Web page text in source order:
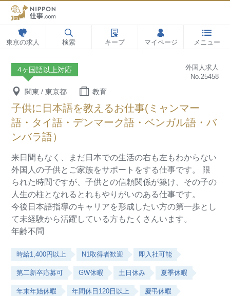
東京の求人 検索 キープ マイページ メニュー
4ヶ国語以上対応
外国人求人
No.25458
関東 / 東京都 教育
子供に日本語を教えるお仕事(ミャンマー
語・タイ語・デンマーク語・ベンガル語・バ
ンバラ語）
来日間もなく、まだ日本での生活の右も左もわからない
外国人の子供とご家族をサポートをする仕事です。
限
られた時間ですが、子供との信頼関係が築け、その子の
人生の柱となれるとれもやりがいのある仕事です。
今後日本語指導のキャリアを形成したい方の第一歩とし
て未経験から活躍している方もたくさんいます。
年齢不問
時給1,400円以上 N1取得者歓迎 即入社可能
第二新卒応募可 GW休暇 土日休み 夏季休暇
年末年始休暇 年間休日120日以上 慶弔休暇